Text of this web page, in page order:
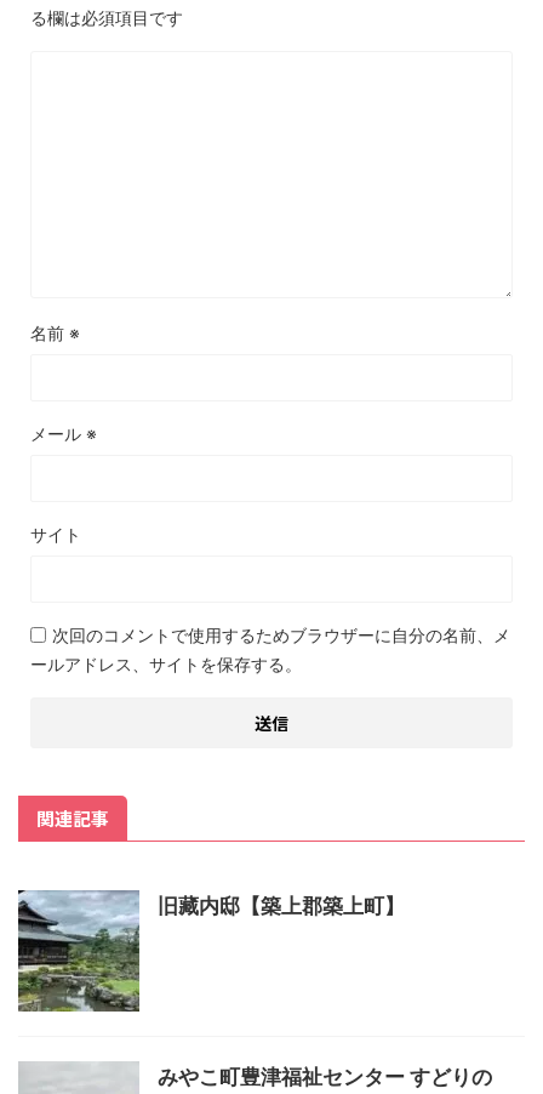
る欄は必須項目です
名前 ※
メール ※
サイト
次回のコメントで使用するためブラウザーに自分の名前、メ
ールアドレス、サイトを保存する。
関連記事
旧藏内邸【築上郡築上町】
みやこ町豊津福祉センター すどりの